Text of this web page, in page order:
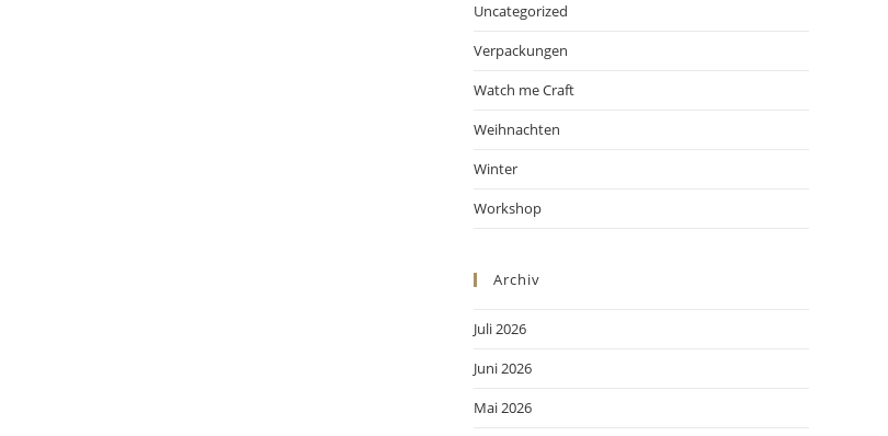
Uncategorized
Verpackungen
Watch me Craft
Weihnachten
Winter
Workshop
Archiv
Juli 2026
Juni 2026
Mai 2026